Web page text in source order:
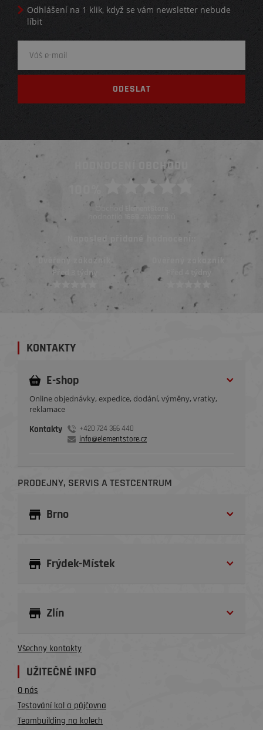
Odhlášení na 1 klik, když se vám newsletter nebude
líbit
HODNOCENÍ OBCHODU
Obchod ElementStore
hodnotilo
Naposled přidané hodnocení::
Ověřený zákazník
Před 3 týdny
KONTAKTY
E-shop
Online objednávky, expedice, dodání, výměny, vratky,
reklamace
Kontakty
+420 724 366 440
info@elementstore.cz
PRODEJNY, SERVIS A TESTCENTRUM
Brno
Frýdek-Místek
Zlín
Všechny kontakty
UŽITEČNÉ INFO
O nás
Testování kol a půjčovna
Teambuilding na kolech